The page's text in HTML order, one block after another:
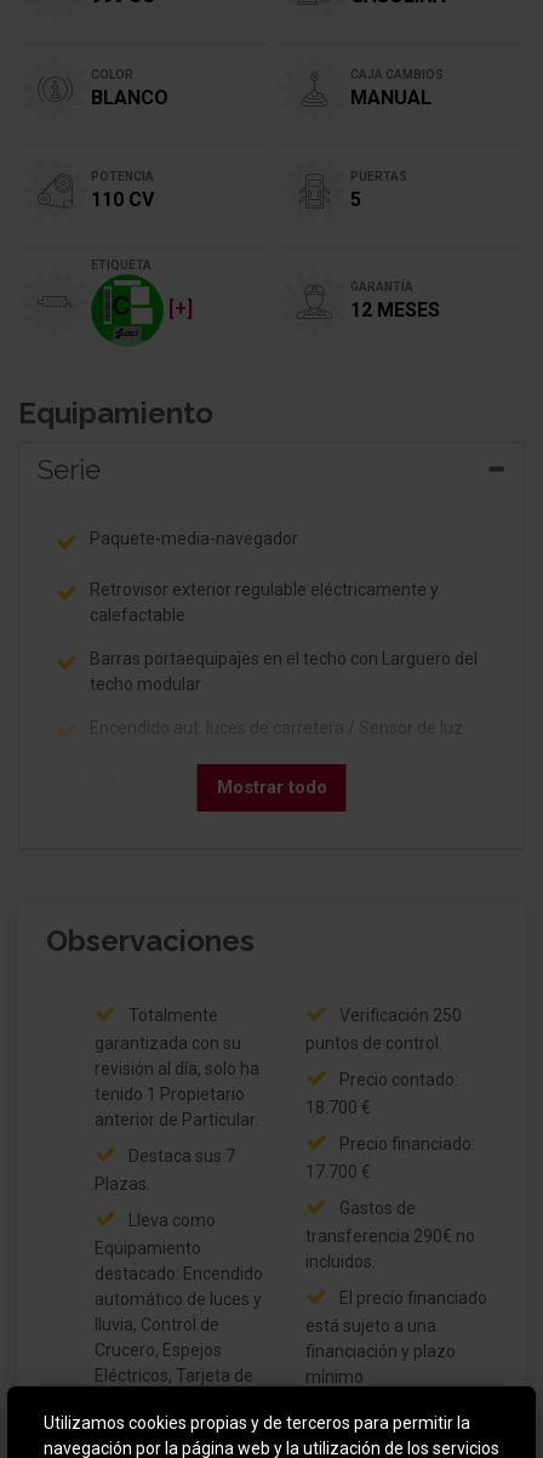
COLOR
BLANCO
CAJA CAMBIOS
MANUAL
POTENCIA
110 CV
PUERTAS
5
ETIQUETA
[+]
GARANTÍA
12 MESES
Equipamiento
Serie
Paquete-media-navegador
Retrovisor exterior regulable eléctricamente y
calefactable
Barras portaequipajes en el techo con Larguero del
techo modular
Encendido aut. luces de carretera / Sensor de luz
Mando distancia para la radio el Volante
Conexión USB
Sistema control presión neumáticos
Airbag acompañante
Sistema de airbag para la cabeza lateral
Airbag lateral delante
Airbag lateral detrás
Airbag acompañante Desconectable
Climatizador automático
Mostrar todo
Observaciones
Totalmente
garantizada con su
revisión al día, solo ha
tenido 1 Propietario
anterior de Particular.
Destaca sus 7
Plazas.
Lleva como
Equipamiento
destacado: Encendido
automático de luces y
lluvia, Control de
Crucero, Espejos
Eléctricos, Tarjeta de
Climatizador, Radar
delantero y trasero con
Verificación 250
puntos de control.
Precio contado:
18.700 €
Precio financiado:
17.700 €
Gastos de
transferencia 290€ no
incluidos.
El precio financiado
está sujeto a una
financiación y plazo
mínimo
GARANTIA 12
MESES
Utilizamos cookies propias y de terceros para permitir la
navegación por la página web y la utilización de los servicios